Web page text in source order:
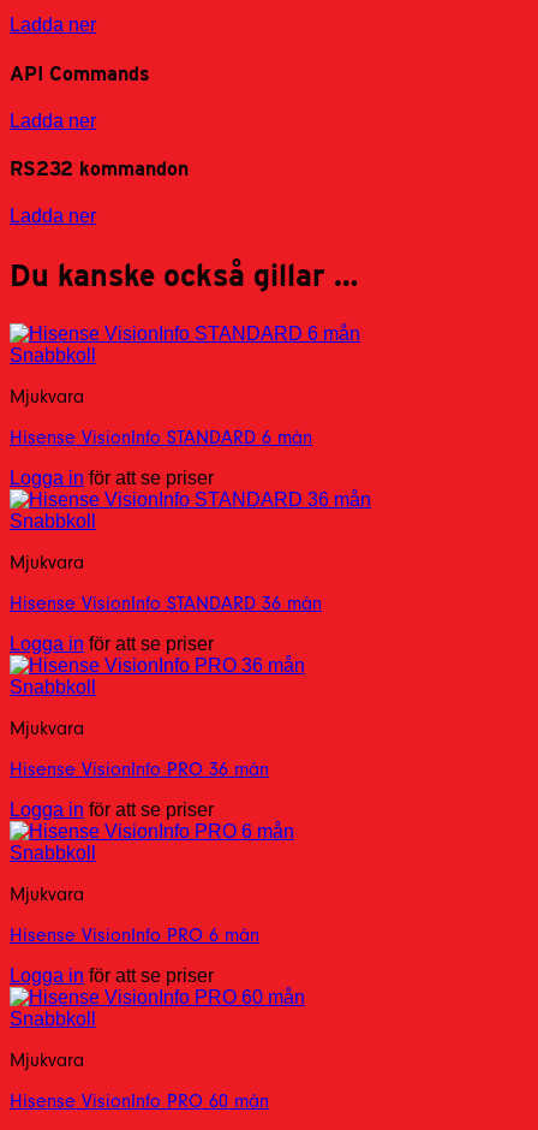
Ladda ner
API Commands
Ladda ner
RS232 kommandon
Ladda ner
Du kanske också gillar …
Snabbkoll
Mjukvara
Hisense VisionInfo STANDARD 6 mån
Logga in för att se priser
Snabbkoll
Mjukvara
Hisense VisionInfo STANDARD 36 mån
Logga in för att se priser
Snabbkoll
Mjukvara
Hisense VisionInfo PRO 36 mån
Logga in för att se priser
Snabbkoll
Mjukvara
Hisense VisionInfo PRO 6 mån
Logga in för att se priser
Snabbkoll
Mjukvara
Hisense VisionInfo PRO 60 mån